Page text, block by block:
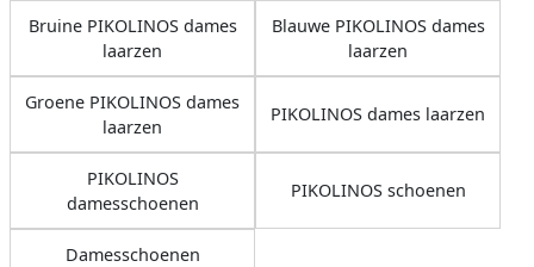
Bruine PIKOLINOS dames
laarzen
Blauwe PIKOLINOS dames
laarzen
Groene PIKOLINOS dames
laarzen
PIKOLINOS dames laarzen
PIKOLINOS
damesschoenen
PIKOLINOS schoenen
Damesschoenen